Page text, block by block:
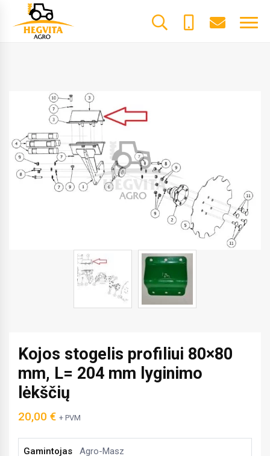
Kojos stogelis profiliui 80×80
mm, L= 204 mm lyginimo
lėkščių
20,00 € + PVM
Gamintojas Agro-Masz